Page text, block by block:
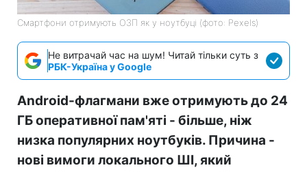
Смартфони отримують ОЗП як у ноутбуці (фото: Pexels)
Не витрачай час на шум! Читай тільки суть з
РБК-Україна у Google
Android-флагмани вже отримують до 24
ГБ оперативної пам'яті - більше, ніж
низка популярних ноутбуків. Причина -
нові вимоги локального ШІ, який